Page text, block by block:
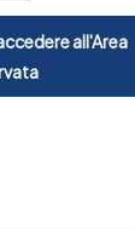
all'Area